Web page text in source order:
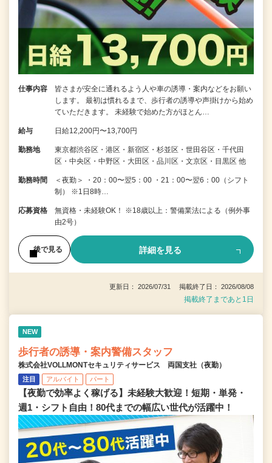
仕事内容
皆さまが安全に通れるよう人や車の誘導・案内などをお願い
します。 最初は慣れるまで、歩行者の誘導や声掛けから始め
ていただきます。 未経験で始めた方がほとん…
給与 日給12,200円〜13,700円
勤務地
東京都渋谷区・港区・新宿区・杉並区・世田谷区・千代田
区・中央区・中野区・大田区・品川区・文京区・目黒区 他
勤務時間
＜夜勤＞ ・20：00〜翌5：00 ・21：00〜翌6：00（シフト
制） ※1日8時…
応募資格
無資格・未経験OK！ ※18歳以上：警備業法による（例外事
由2号）
後で見る 詳細を見る
更新日： 2026/07/31 掲載終了日： 2026/08/08
掲載終了まであと1日
NEW
歩行者の誘導・案内警備スタッフ
株式会社VOLLMONTセキュリティサービス 両国支社（夜勤）
注目 アルバイト パート
【夜勤で効率よく稼げる】未経験大歓迎！短期・単発・
週1・シフト自由！80代までの幅広い世代が活躍中！